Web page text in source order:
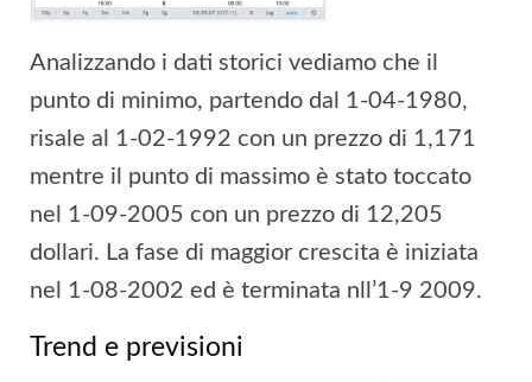
Analizzando i dati storici vediamo che il
punto di minimo, partendo dal 1-04-1980,
risale al 1-02-1992 con un prezzo di 1,171
mentre il punto di massimo è stato toccato
nel 1-09-2005 con un prezzo di 12,205
dollari. La fase di maggior crescita è iniziata
nel 1-08-2002 ed è terminata nll’1-9 2009.
Trend e previsioni